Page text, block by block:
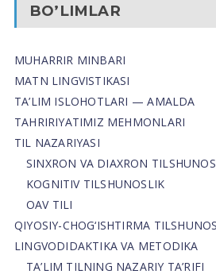
BO’LIMLAR
MUHARRIR MINBARI
MATN LINGVISTIKASI
TA’LIM ISLOHOTLARI — AMALDA
TAHRIRIYATIMIZ MEHMONLARI
TIL NAZARIYASI
SINXRON VA DIAXRON
KOGNITIV TILSHUNOSLIK
OAV TILI
QIYOSIY-CHOG‘ISHTIRMA
LINGVODIDAKTIKA VA METODIKA
TA’LIM TILNING NAZARIY TA’RIFI